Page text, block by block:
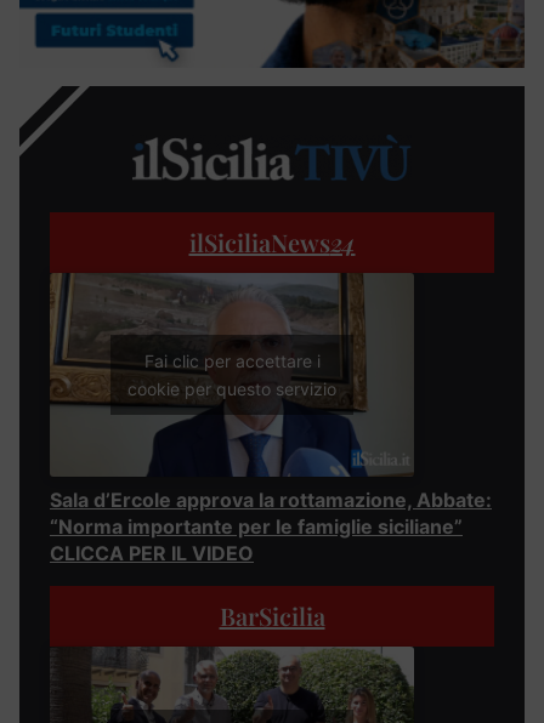
ilSiciliaNews24
Fai clic per accettare i
cookie per questo servizio
Sala d’Ercole approva la rottamazione, Abbate:
“Norma importante per le famiglie siciliane”
CLICCA PER IL VIDEO
BarSicilia